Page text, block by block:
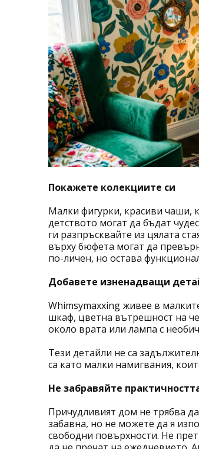
Покажете колекциите си
Малки фигурки, красиви чаши,
детството могат да бъдат
ги разпръсквайте из цялата
върху бюфета могат да
по-личен, но остава
Добавете изненадващи
Whimsymaxxing живее в
шкаф, цветна вътрешност на
около врата или лампа с
Тези детайли не са
са като малки намигвания,
Не забравяйте
Причудливият дом не трябва
забавна, но не можете да я
свободни повърхности. Не